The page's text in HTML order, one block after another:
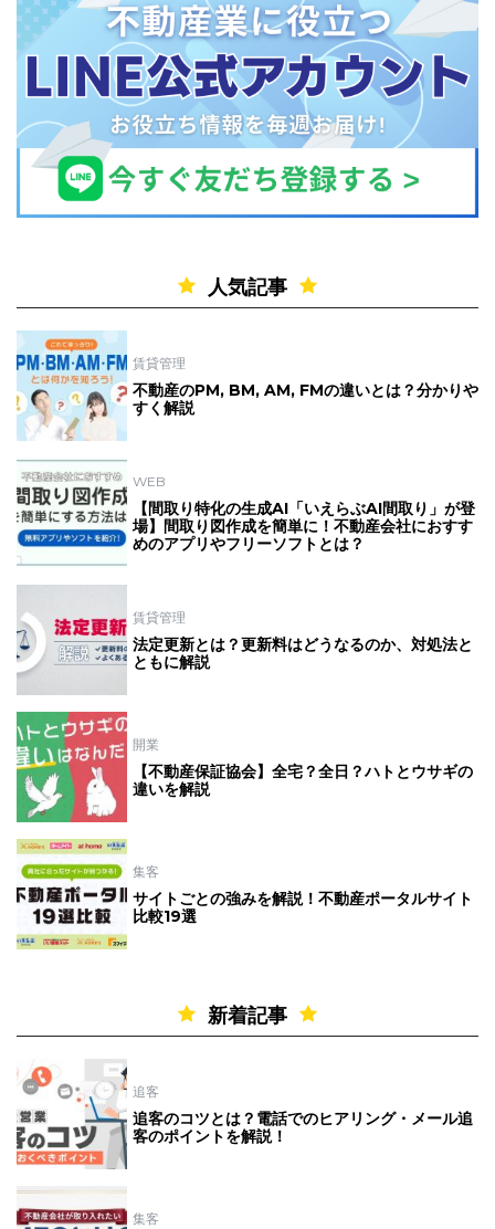
人気記事
賃貸管理
不動産のPM, BM, AM, FMの違いとは？分かりや
すく解説
WEB
【間取り特化の生成AI「いえらぶAI間取り」が登
場】間取り図作成を簡単に！不動産会社におすす
めのアプリやフリーソフトとは？
賃貸管理
法定更新とは？更新料はどうなるのか、対処法と
ともに解説
開業
【不動産保証協会】全宅？全日？ハトとウサギの
違いを解説
集客
サイトごとの強みを解説！不動産ポータルサイト
比較19選
新着記事
追客
追客のコツとは？電話でのヒアリング・メール追
客のポイントを解説！
集客